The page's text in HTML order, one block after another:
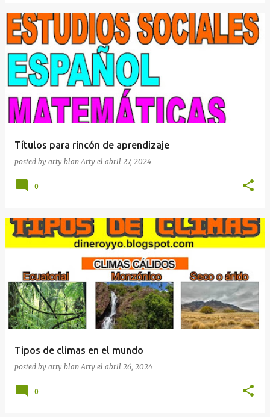
Títulos para rincón de aprendizaje
posted by arty blanArty el abril 27, 2024
0
Tipos de climas en el mundo
posted by arty blanArty el abril 26, 2024
0